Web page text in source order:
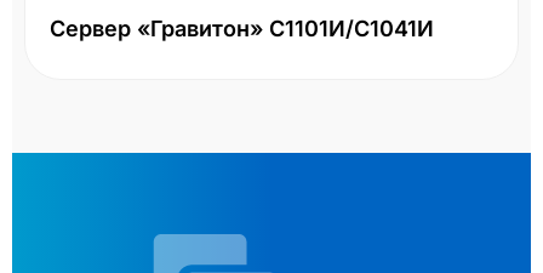
Сервер «Гравитон» С1101И/С1041И